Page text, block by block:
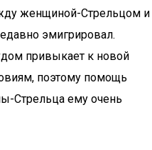
женщиной-Стрельцом и
эмигрировал.
привыкает к новой
поэтому помощь
Стрельца ему очень